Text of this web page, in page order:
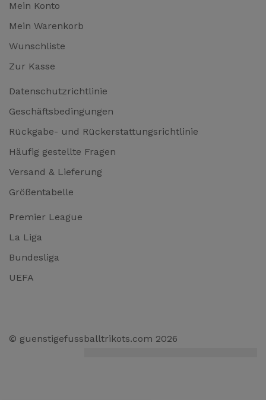
Mein Konto
Mein Warenkorb
Wunschliste
Zur Kasse
Datenschutzrichtlinie
Geschäftsbedingungen
Rückgabe- und Rückerstattungsrichtlinie
Häufig gestellte Fragen
Versand & Lieferung
Größentabelle
Premier League
La Liga
Bundesliga
UEFA
© guenstigefussballtrikots.com 2026